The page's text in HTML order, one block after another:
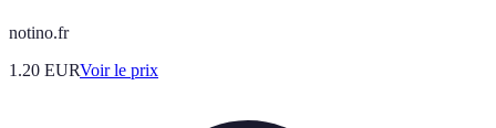
notino.fr
1.20 EURVoir le prix